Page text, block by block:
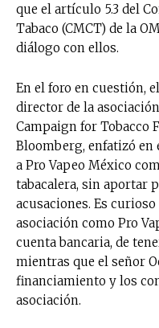
que el artículo 5.3 del
Tabaco (CMCT) de la
diálogo con ellos.
En el foro en cuestión,
director de la
Campaign for Tobacco
Bloomberg, enfatizó en
a Pro Vapeo México
tabacalera, sin aportar
acusaciones. Es curioso
asociación como Pro
cuenta bancaria, de
mientras que el señor
financiamiento y los
asociación.